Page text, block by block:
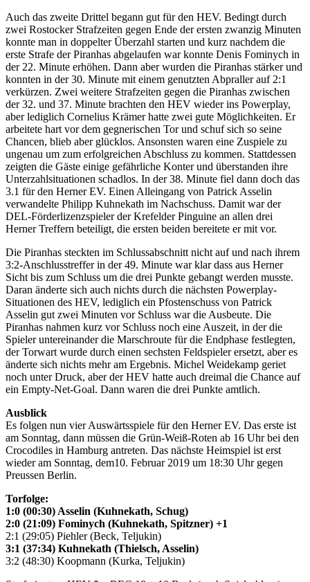
Auch das zweite Drittel begann gut für den HEV. Bedingt durch
zwei Rostocker Strafzeiten gegen Ende der ersten zwanzig Minuten
konnte man in doppelter Überzahl starten und kurz nachdem die
erste Strafe der Piranhas abgelaufen war konnte Denis Fominych in
der 22. Minute erhöhen. Dann aber wurden die Piranhas stärker und
konnten in der 30. Minute mit einem genutzten Abpraller auf 2:1
verkürzen. Zwei weitere Strafzeiten gegen die Piranhas zwischen
der 32. und 37. Minute brachten den HEV wieder ins Powerplay,
aber lediglich Cornelius Krämer hatte zwei gute Möglichkeiten. Er
arbeitete hart vor dem gegnerischen Tor und schuf sich so seine
Chancen, blieb aber glücklos. Ansonsten waren eine Zuspiele zu
ungenau um zum erfolgreichen Abschluss zu kommen. Stattdessen
zeigten die Gäste einige gefährliche Konter und überstanden ihre
Unterzahlsituationen schadlos. In der 38. Minute fiel dann doch das
3.1 für den Herner EV. Einen Alleingang von Patrick Asselin
verwandelte Philipp Kuhnekath im Nachschuss. Damit war der
DEL-Förderlizenzspieler der Krefelder Pinguine an allen drei
Herner Treffern beteiligt, die ersten beiden bereitete er mit vor.
Die Piranhas steckten im Schlussabschnitt nicht auf und nach ihrem
3:2-Anschlusstreffer in der 49. Minute war klar dass aus Herner
Sicht bis zum Schluss um die drei Punkte gebangt werden musste.
Daran änderte sich auch nichts durch die nächsten Powerplay-
Situationen des HEV, lediglich ein Pfostenschuss von Patrick
Asselin gut zwei Minuten vor Schluss war die Ausbeute. Die
Piranhas nahmen kurz vor Schluss noch eine Auszeit, in der die
Spieler untereinander die Marschroute für die Endphase festlegten,
der Torwart wurde durch einen sechsten Feldspieler ersetzt, aber es
änderte sich nichts mehr am Ergebnis. Michel Weidekamp geriet
noch unter Druck, aber der HEV hatte auch dreimal die Chance auf
ein Empty-Net-Goal. Dann waren die drei Punkte amtlich.
Ausblick
Es folgen nun vier Auswärtsspiele für den Herner EV. Das erste ist
am Sonntag, dann müssen die Grün-Weiß-Roten ab 16 Uhr bei den
Crocodiles in Hamburg antreten. Das nächste Heimspiel ist erst
wieder am Sonntag, dem10. Februar 2019 um 18:30 Uhr gegen
Preussen Berlin.
Torfolge:
1:0 (00:30) Asselin (Kuhnekath, Schug)
2:0 (21:09) Fominych (Kuhnekath, Spitzner) +1
2:1 (29:05) Piehler (Beck, Teljukin)
3:1 (37:34) Kuhnekath (Thielsch, Asselin)
3:2 (48:30) Koopmann (Kurka, Teljukin)